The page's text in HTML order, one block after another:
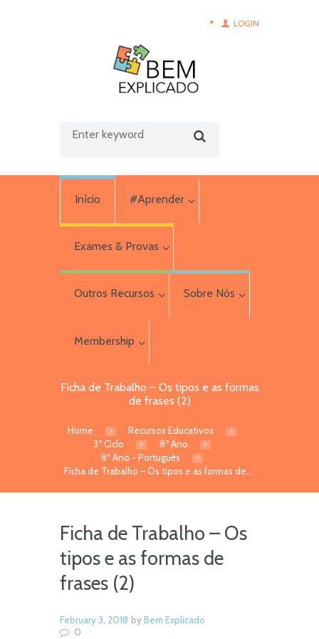
LOGIN
Início #Aprender
Exames & Provas
Outros Recursos Sobre Nós
Membership
Ficha de Trabalho – Os tipos e as formas
de frases (2)
Home
Recursos Educativos
3º Ciclo
8º Ano
8º Ano - Português
Ficha de Trabalho – Os tipos e as formas de...
Ficha de Trabalho – Os
tipos e as formas de
frases (2)
February 3, 2018 byBem Explicado
0